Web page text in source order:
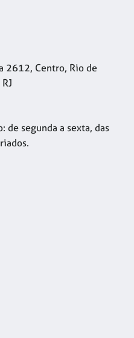
2612, Centro, Rio de
de segunda a sexta, das